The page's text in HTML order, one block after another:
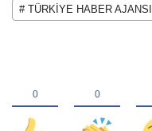
# TÜRKİYE HABER AJANSI